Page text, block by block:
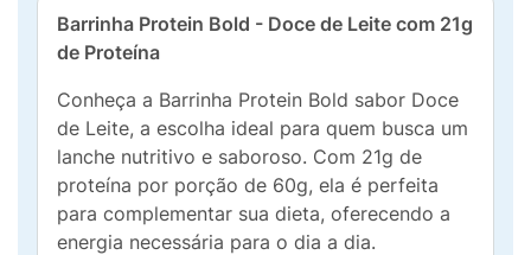
Barrinha Protein Bold - Doce de Leite com 21g
de Proteína
Conheça a Barrinha Protein Bold sabor Doce
de Leite, a escolha ideal para quem busca um
lanche nutritivo e saboroso. Com 21g de
proteína por porção de 60g, ela é perfeita
para complementar sua dieta, oferecendo a
energia necessária para o dia a dia.